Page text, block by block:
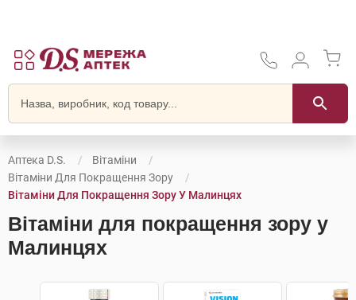
Аптека D.S.
Вітаміни
Вітаміни Для Покращення Зору
Вітаміни Для Покращення Зору У Малинцях
Вітаміни для покращення зору у
Малинцях